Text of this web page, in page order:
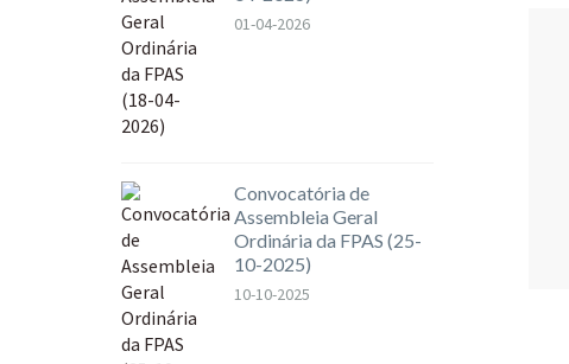
01-04-2026
Convocatória de
Assembleia Geral
Ordinária da FPAS (25-
10-2025)
10-10-2025